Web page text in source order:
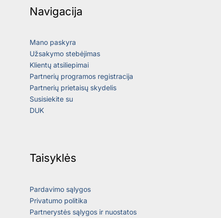
Navigacija
Mano paskyra
Užsakymo stebėjimas
Klientų atsiliepimai
Partnerių programos registracija
Partnerių prietaisų skydelis
Susisiekite su
DUK
Taisyklės
Pardavimo sąlygos
Privatumo politika
Partnerystės sąlygos ir nuostatos